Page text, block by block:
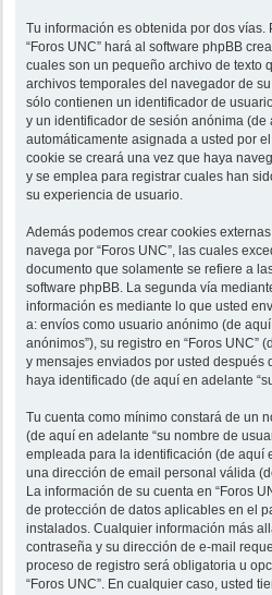
Tu información es obtenida por dos vías.
“Foros UNC” hará al software phpBB
cuales son un pequeño archivo de texto
archivos temporales del navegador de
sólo contienen un identificador de
y un identificador de sesión anónima (de
automáticamente asignada a usted por
cookie se creará una vez que haya
y se emplea para registrar cuales han
su experiencia de usuario.
Además podemos crear cookies
navega por “Foros UNC”, las cuales
documento que solamente se refiere a
software phpBB. La segunda vía
información es mediante lo que usted
a: envíos como usuario anónimo (de
anónimos”), su registro en “Foros UNC”
y mensajes enviados por usted después
haya identificado (de aquí en adelante
Tu cuenta como mínimo constará de un
(de aquí en adelante “su nombre de
empleada para la identificación (de aquí
una dirección de email personal válida
La información de su cuenta en “Foros
de protección de datos aplicables en el
instalados. Cualquier información más
contraseña y su dirección de e-mail
proceso de registro será obligatoria u
“Foros UNC”. En cualquier caso, usted